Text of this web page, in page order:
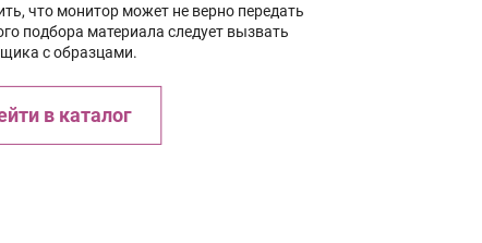
что монитор может не верно передать
подбора материала следует вызвать
с образцами.
в каталог